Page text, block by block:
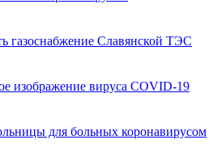
газоснабжение Славянской ТЭС
изображение вируса COVID-19
для больных коронавирусом